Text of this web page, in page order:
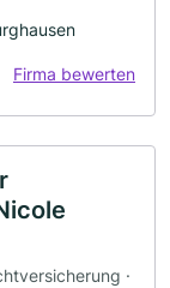
Firma bewerten
·